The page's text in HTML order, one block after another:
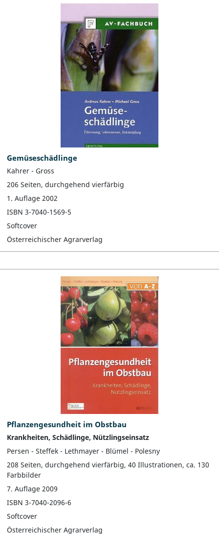
Gemüseschädlinge
Kahrer - Gross
206 Seiten, durchgehend vierfärbig
1. Auflage 2002
ISBN 3-7040-1569-5
Softcover
Österreichischer Agrarverlag
Pflanzengesundheit im Obstbau
Krankheiten, Schädlinge, Nützlingseinsatz
Persen - Steffek - Lethmayer - Blümel - Polesny
208 Seiten, durchgehend vierfärbig, 40 Illustrationen, ca. 130
Farbbilder
7. Auflage 2009
ISBN 3-7040-2096-6
Softcover
Österreichischer Agrarverlag